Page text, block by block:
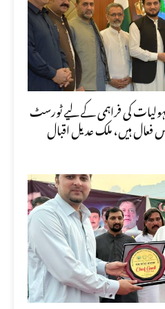
کی فراہمی کے لیے ٹورسٹ
فعال ہیں، ملک عدیل اقبال